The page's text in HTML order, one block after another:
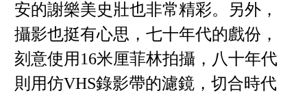
安的謝樂美史壯也非常精彩。另外，
攝影也挺有心思，七十年代的戲份，
刻意使用16米厘菲林拍攝，八十年代
則用仿VHS錄影帶的濾鏡，切合時代